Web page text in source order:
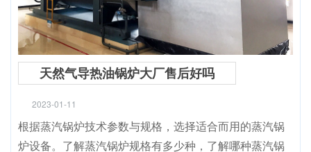
天然气导热油锅炉大厂售后好吗
2023-01-11
根据蒸汽锅炉技术参数与规格，选择适合而用的蒸汽锅
炉设备。了解蒸汽锅炉规格有多少种，了解哪种蒸汽锅